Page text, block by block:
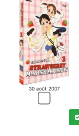
30 août 2007